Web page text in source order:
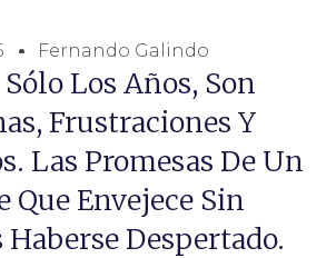
Fernando Galindo
Los Años, Son
Frustraciones Y
Las Promesas De Un
Que Envejece Sin
Haberse Despertado.